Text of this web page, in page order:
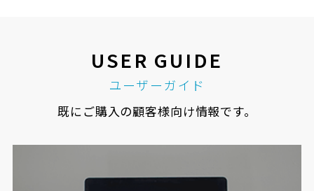
USER GUIDE
ユーザーガイド
既にご購入の顧客様向け情報です。